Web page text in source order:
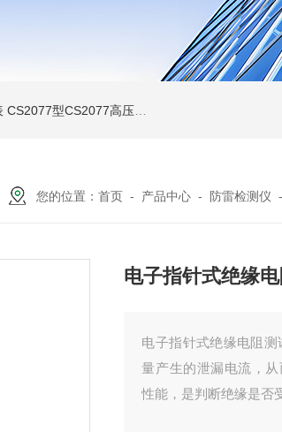
CS2077型CS2077高压兆欧表校验仪 GM-5KV-
您的位置： 首页 - 产品中心 - 防雷检测仪 -
电子指针式绝缘
电子指针式绝缘电阻
量产生的泄漏电流，
性能，是判断绝缘是否